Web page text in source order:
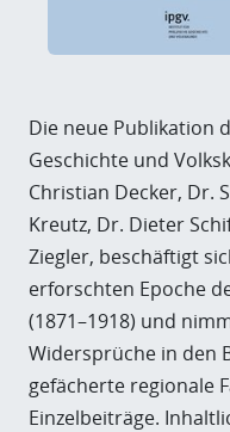
Die neue Publikation
Geschichte und
Christian Decker, Dr.
Kreutz, Dr. Dieter
Ziegler, beschäftigt
erforschten Epoche
(1871–1918) und
Widersprüche in den
gefächerte regionale
Einzelbeiträge.